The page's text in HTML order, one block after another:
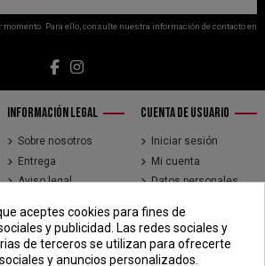
momento. Para ello, consulte nuestra información de contacto en
INFORMACIÓN LEGAL
Sobre nosotros
Entrega
Aviso legal
condiciones de uso
Pago seguro
CUENTA DE USUARIO
Iniciar sesión
Mi cuenta
Datos personales
Direcciones
Seguimiento de
pedidos de clientes
aceptes cookies para fines de
y publicidad. Las redes sociales y
de terceros se utilizan para ofrecerte
y anuncios personalizados.